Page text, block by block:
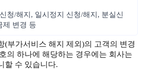
청/해지, 일시정지 신청/해지, 분실신
제 변경 등
(부가서비스 해지 제외)의 고객의 변경
의 하나에 해당하는 경우에는 회사는
할 수 있습니다.